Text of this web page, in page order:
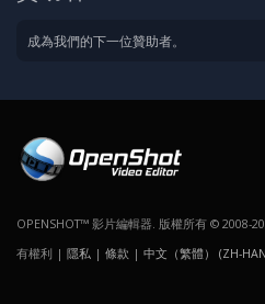
成為我們的下一位贊助者。
OPENSHOT™ 影片編輯器. 版權所有 © 2008-
有權利 | 隱私 | 條款 | 中文（繁體） (ZH-